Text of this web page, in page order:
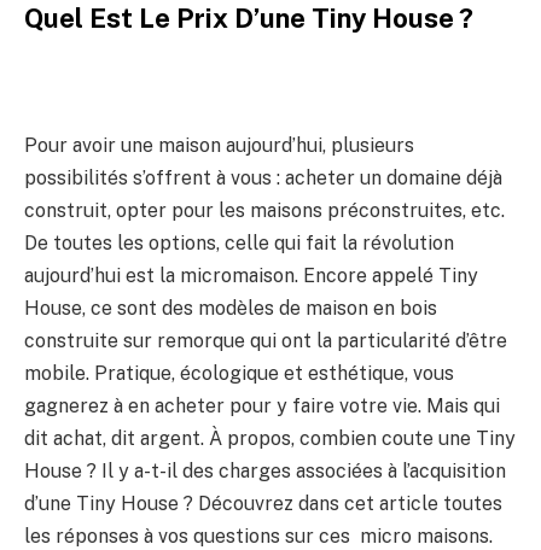
Quel Est Le Prix D’une Tiny House ?
Pour avoir une maison aujourd’hui, plusieurs
possibilités s’offrent à vous : acheter un domaine déjà
construit, opter pour les maisons préconstruites, etc.
De toutes les options, celle qui fait la révolution
aujourd’hui est la micromaison. Encore appelé Tiny
House, ce sont des modèles de maison en bois
construite sur remorque qui ont la particularité d’être
mobile. Pratique, écologique et esthétique, vous
gagnerez à en acheter pour y faire votre vie. Mais qui
dit achat, dit argent. À propos, combien coute une Tiny
House ? Il y a-t-il des charges associées à l’acquisition
d’une Tiny House ? Découvrez dans cet article toutes
les réponses à vos questions sur ces micro maisons.